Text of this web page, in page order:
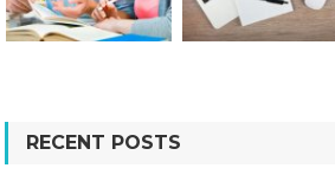
RECENT POSTS